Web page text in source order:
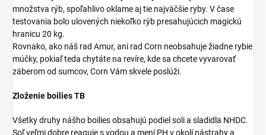
množstva rýb, spoľahlivo oklame aj tie najväčšie ryby. V čase
testovania bolo ulovených niekoľko rýb presahujúcich magickú
hranicu 20 kg.
Rovnako, ako náš rad Amur, ani rad Corn neobsahuje žiadne rybie
múčky, pokiaľ teda chytáte na revíre, kde sa chcete vyvarovať
záberom od sumcov, Corn Vám skvele poslúži.
Zloženie boilies TB
Všetky druhy nášho boilies obsahujú podiel soli a sladidla NHDC.
Soľ veľmi dobre reaguje s vodou a mení PH v okolí nástrahy a